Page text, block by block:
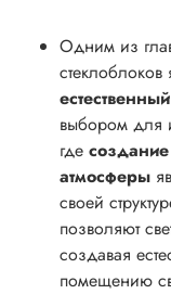
Одним из
стеклоблоков
выбором для
где
атмосферы
своей
позволяют
создавая
помещению